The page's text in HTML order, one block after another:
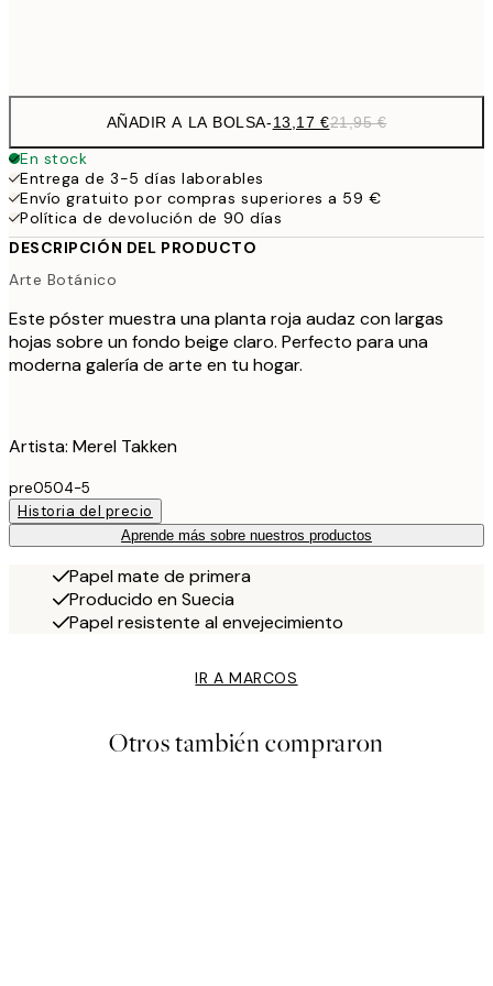
AÑADIR A LA BOLSA-13,17 €21,95 €
En stock
Entrega de 3-5 días laborables
Envío gratuito por compras superiores a 59 €
Política de devolución de 90 días
DESCRIPCIÓN DEL PRODUCTO
Arte Botánico
Este póster muestra una planta roja audaz con largas
hojas sobre un fondo beige claro. Perfecto para una
moderna galería de arte en tu hogar.
Artista: Merel Takken
pre0504-5
Historia del precio
Aprende más sobre nuestros productos
Papel mate de primera
Producido en Suecia
Papel resistente al envejecimiento
IR A MARCOS
Otros también compraron